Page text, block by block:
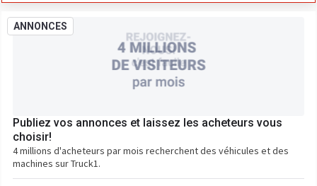
ANNONCES
Publiez vos annonces et laissez les acheteurs vous
choisir!
4 millions d'acheteurs par mois recherchent des véhicules et des
machines sur Truck1.